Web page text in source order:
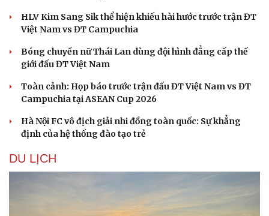
HLV Kim Sang Sik thể hiện khiếu hài hước trước trận ĐT
Việt Nam vs ĐT Campuchia
Bóng chuyền nữ Thái Lan dùng đội hình đẳng cấp thế
giới đấu ĐT Việt Nam
Toàn cảnh: Họp báo trước trận đấu ĐT Việt Nam vs ĐT
Campuchia tại ASEAN Cup 2026
Hà Nội FC vô địch giải nhi đồng toàn quốc: Sự khẳng
định của hệ thống đào tạo trẻ
DU LỊCH